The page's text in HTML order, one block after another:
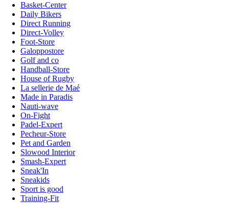
Basket-Center
Daily Bikers
Direct Running
Direct-Volley
Foot-Store
Galoppostore
Golf and co
Handball-Store
House of Rugby
La sellerie de Maé
Made in Paradis
Nauti-wave
On-Fight
Padel-Expert
Pecheur-Store
Pet and Garden
Slowood Interior
Smash-Expert
Sneak'In
Sneakids
Sport is good
Training-Fit